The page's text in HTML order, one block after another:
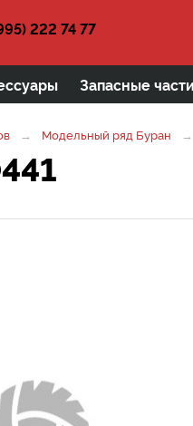
222 74 77
Запасные части
Модельный ряд Буран